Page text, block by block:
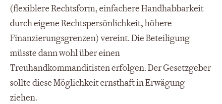
(flexiblere Rechtsform, einfachere Handhabbarkeit
durch eigene Rechtspersönlichkeit, höhere
Finanzierungsgrenzen) vereint. Die Beteiligung
müsste dann wohl über einen
Treuhandkommanditisten erfolgen. Der Gesetzgeber
sollte diese Möglichkeit ernsthaft in Erwägung
ziehen.